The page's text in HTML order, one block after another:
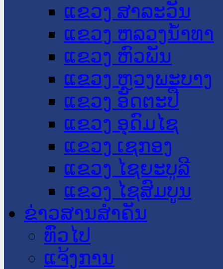
ແຂວງ ສາລະວັນ
ແຂວງ ຫລວງນໍ້າທາ
ແຂວງ ຫົວພັນ
ແຂວງ ຫຼວງພະບາງ
ແຂວງ ອັດຕະປື
ແຂວງ ອຸດົມໄຊ
ແຂວງ ເຊກອງ
ແຂວງ ໄຊຍະບູລີ
ແຂວງ ໄຊສົມບູນ
ຂ່າວສານສໍາຄັນ
​ທົ່ວ​ໄປ
ແຈ້ງການ